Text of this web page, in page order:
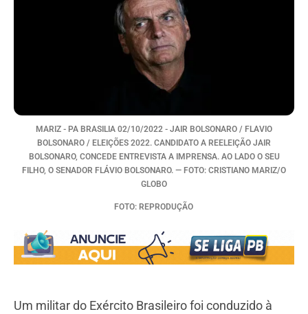
MARIZ - PA BRASILIA 02/10/2022 - JAIR BOLSONARO / FLAVIO
BOLSONARO / ELEIÇÕES 2022. CANDIDATO A REELEIÇÃO JAIR
BOLSONARO, CONCEDE ENTREVISTA A IMPRENSA. AO LADO O SEU
FILHO, O SENADOR FLÁVIO BOLSONARO. — FOTO: CRISTIANO MARIZ/O
GLOBO
FOTO: REPRODUÇÃO
Um militar do Exército Brasileiro foi conduzido à